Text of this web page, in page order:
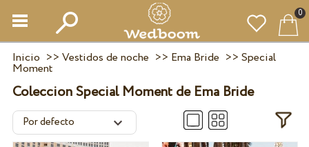
0
Inicio >> Vestidos de noche >> Ema Bride >> Special
Moment
Coleccion Special Moment de Ema Bride